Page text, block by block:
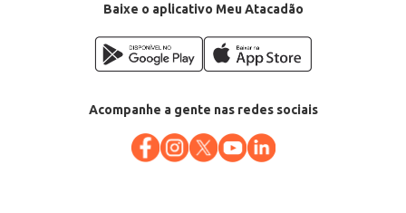
Baixe o aplicativo Meu Atacadão
Acompanhe a gente nas redes sociais